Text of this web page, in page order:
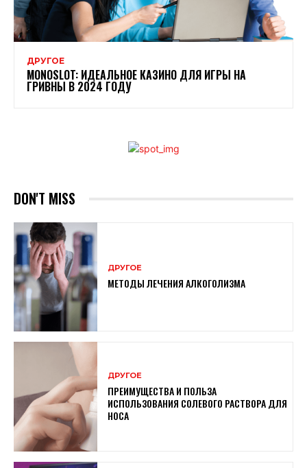
ДРУГОЕ
MONOSLOT: ИДЕАЛЬНОЕ КАЗИНО ДЛЯ ИГРЫ НА
ГРИВНЫ В 2024 ГОДУ
DON'T MISS
ДРУГОЕ
МЕТОДЫ ЛЕЧЕНИЯ АЛКОГОЛИЗМА
ДРУГОЕ
ПРЕИМУЩЕСТВА И ПОЛЬЗА
ИСПОЛЬЗОВАНИЯ СОЛЕВОГО РАСТВОРА ДЛЯ
НОСА